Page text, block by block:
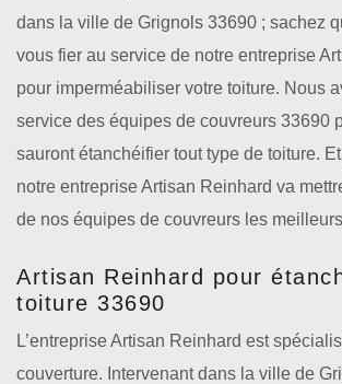
dans la ville de Grignols 33690 ; sachez
vous fier au service de notre entreprise
pour imperméabiliser votre toiture. Nous
service des équipes de couvreurs 33690
sauront étanchéifier tout type de toiture.
notre entreprise Artisan Reinhard va
de nos équipes de couvreurs les
Artisan Reinhard pour
toiture 33690
L’entreprise Artisan Reinhard est
couverture. Intervenant dans la ville de